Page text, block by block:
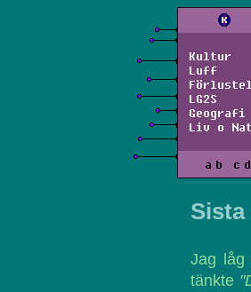
Kultur
Luff
LG2S
Geografi
Liv o
a b c d
Sista
Jag låg
tänkte